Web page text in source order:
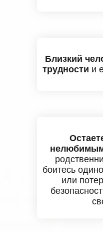
Близкий
трудности и
боитесь
или